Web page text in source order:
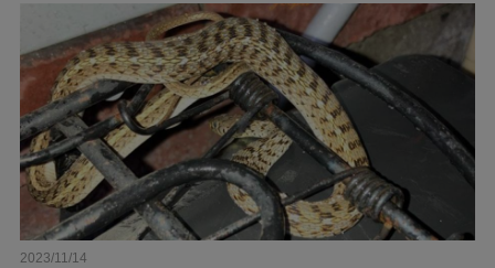
2023/11/14